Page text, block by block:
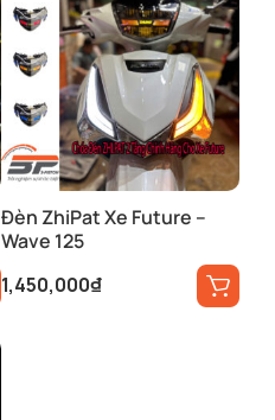
Đèn ZhiPat Xe Future –
Wave 125
1,450,000₫